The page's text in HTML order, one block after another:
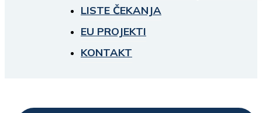
LISTE ČEKANJA
EU PROJEKTI
KONTAKT